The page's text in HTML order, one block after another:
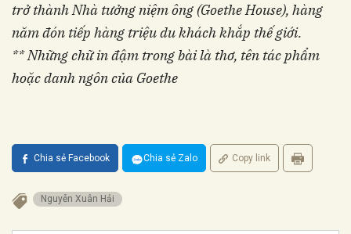
trở thành Nhà tưởng niệm ông (Goethe House), hàng
năm đón tiếp hàng triệu du khách khắp thế giới.
** Những chữ in đậm trong bài là thơ, tên tác phẩm
hoặc danh ngôn của Goethe
Chia sẻ Facebook Chia sẻ Zalo Copy link
Nguyễn Xuân Hải